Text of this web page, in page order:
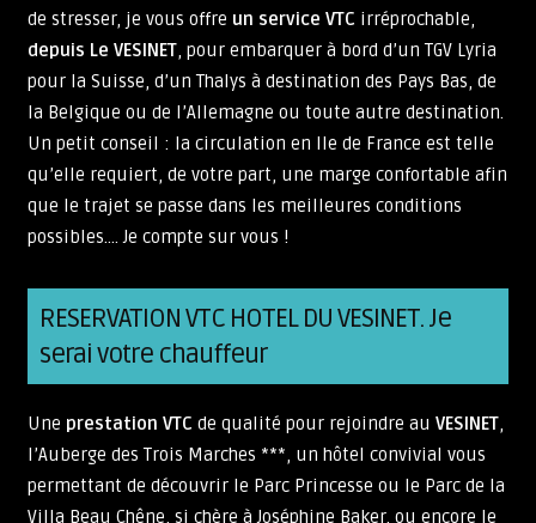
de stresser, je vous offre un service VTC irréprochable,
depuis Le VESINET, pour embarquer à bord d’un TGV Lyria
pour la Suisse, d’un Thalys à destination des Pays Bas, de
la Belgique ou de l’Allemagne ou toute autre destination.
Un petit conseil : la circulation en Ile de France est telle
qu’elle requiert, de votre part, une marge confortable afin
que le trajet se passe dans les meilleures conditions
possibles…. Je compte sur vous !
RESERVATION VTC HOTEL DU VESINET. Je
serai votre chauffeur
Une prestation VTC de qualité pour rejoindre au VESINET,
l’Auberge des Trois Marches ***, un hôtel convivial vous
permettant de découvrir le Parc Princesse ou le Parc de la
Villa Beau Chêne, si chère à Joséphine Baker, ou encore le